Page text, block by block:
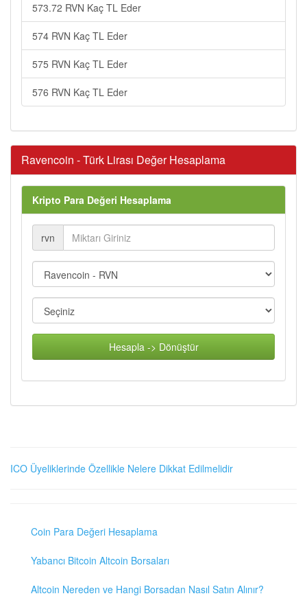
573.72 RVN Kaç TL Eder
574 RVN Kaç TL Eder
575 RVN Kaç TL Eder
576 RVN Kaç TL Eder
Ravencoin - Türk Lirası Değer Hesaplama
Kripto Para Değeri Hesaplama
rvn
Hesapla -> Dönüştür
ICO Üyeliklerinde Özellikle Nelere Dikkat Edilmelidir
Coin Para Değeri Hesaplama
Yabancı Bitcoin Altcoin Borsaları
Altcoin Nereden ve Hangi Borsadan Nasıl Satın Alınır?